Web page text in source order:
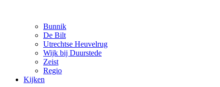
Bunnik
De Bilt
Utrechtse Heuvelrug
Wijk bij Duurstede
Zeist
Regio
Kijken